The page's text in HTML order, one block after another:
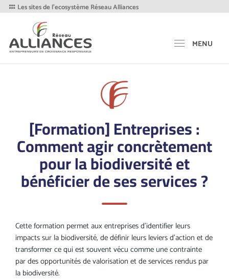
Les sites de l'ecosystème Réseau Alliances
MENU
[Formation] Entreprises :
Comment agir concrètement
pour la biodiversité et
bénéficier de ses services ?
Cette formation permet aux entreprises d’identifier leurs
impacts sur la biodiversité, de définir leurs leviers d’action et de
transformer ce qui est souvent vécu comme une contrainte
par des opportunités de valorisation et de services rendus par
la biodiversité.